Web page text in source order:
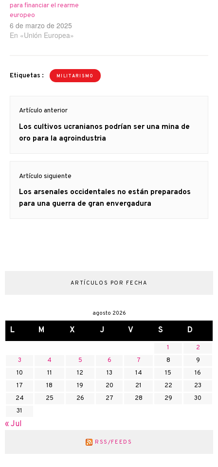
para financiar el rearme
europeo
6 de marzo de 2025
En «Unión Europea»
Etiquetas : MILITARISMO
de
entradas
Artículo anterior
Artículo
anterior
Los cultivos ucranianos podrían ser una mina de
oro para la agroindustria
Artículo siguiente
Artículo
siguiente:
Los arsenales occidentales no están preparados
para una guerra de gran envergadura
ARTÍCULOS POR FECHA
agosto 2026
L M X J V S D
1
2
3
4 5 6 7 8
9
10
11 12 13 14 15
16
17
18 19 20 21 22
23
24
25 26 27 28 29
30
31
« Jul
RSS/FEEDS